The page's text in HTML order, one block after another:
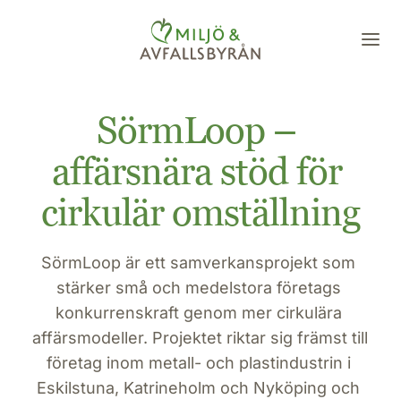
SörmLoop –
affärsnära stöd för
cirkulär omställning
SörmLoop är ett samverkansprojekt som
stärker små och medelstora företags
konkurrenskraft genom mer cirkulära
affärsmodeller. Projektet riktar sig främst till
företag inom metall- och plastindustrin i
Eskilstuna, Katrineholm och Nyköping och